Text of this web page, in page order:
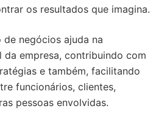
os resultados que imagina.
negócios ajuda na
da empresa, contribuindo com
e também, facilitando
funcionários, clientes,
pessoas envolvidas.